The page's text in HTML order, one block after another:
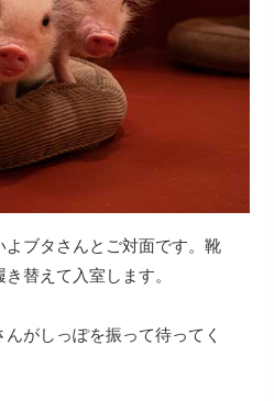
ブタさんとご対面です。靴
替えて入室します。
がしっぽを振って待ってく